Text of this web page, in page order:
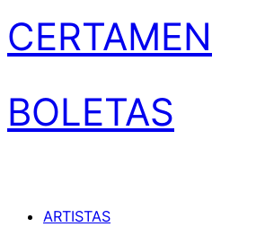
CERTAMEN
BOLETAS
ARTISTAS